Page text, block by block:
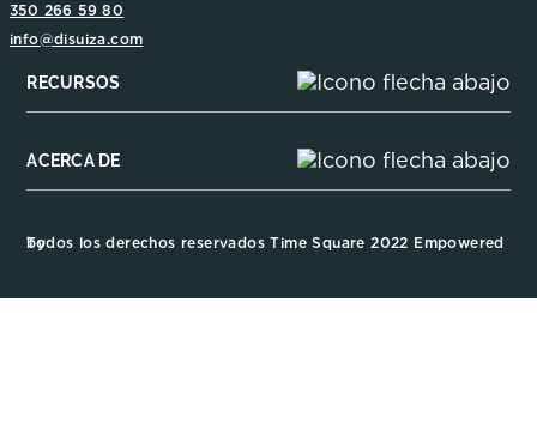
350 266 59 80
info@disuiza.com
RECURSOS
ACERCA DE
Todos los derechos reservados Time Square 2022 Empowered by